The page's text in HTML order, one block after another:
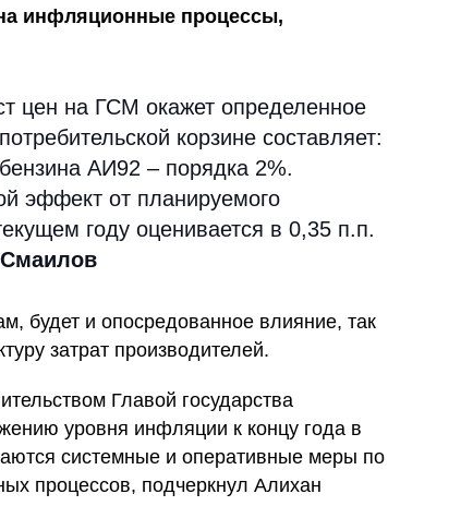
инфляционные процессы,
цен на ГСМ окажет определенное
корзине составляет:
АИ92 – порядка 2%.
эффект от планируемого
году оценивается в 0,35 п.п.
будет и опосредованное влияние, так
затрат производителей.
Главой государства
уровня инфляции к концу года в
системные и оперативные меры по
процессов, подчеркнул Алихан